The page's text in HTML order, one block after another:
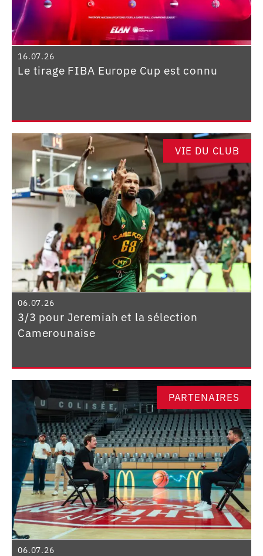
16.07.26
Le tirage FIBA Europe Cup est connu
VIE DU CLUB
06.07.26
3/3 pour Jeremiah et la sélection
Camerounaise
PARTENAIRES
06.07.26